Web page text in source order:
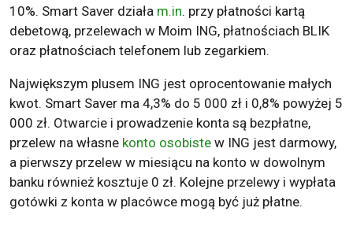
10%. Smart Saver działa m.in. przy płatności kartą
debetową, przelewach w Moim ING, płatnościach BLIK
oraz płatnościach telefonem lub zegarkiem.
Największym plusem ING jest oprocentowanie małych
kwot. Smart Saver ma 4,3% do 5 000 zł i 0,8% powyżej 5
000 zł. Otwarcie i prowadzenie konta są bezpłatne,
przelew na własne konto osobiste w ING jest darmowy,
a pierwszy przelew w miesiącu na konto w dowolnym
banku również kosztuje 0 zł. Kolejne przelewy i wypłata
gotówki z konta w placówce mogą być już płatne.